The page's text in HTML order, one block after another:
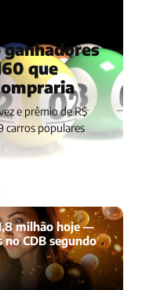
que
e prêmio de R$
carros populares
milhão hoje —
no CDB segundo